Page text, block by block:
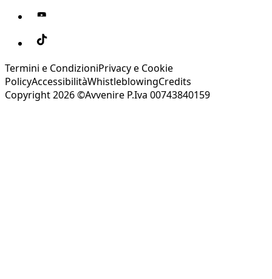
Termini e CondizioniPrivacy e Cookie
PolicyAccessibilitàWhistleblowingCredits
Copyright 2026 ©Avvenire P.Iva 00743840159